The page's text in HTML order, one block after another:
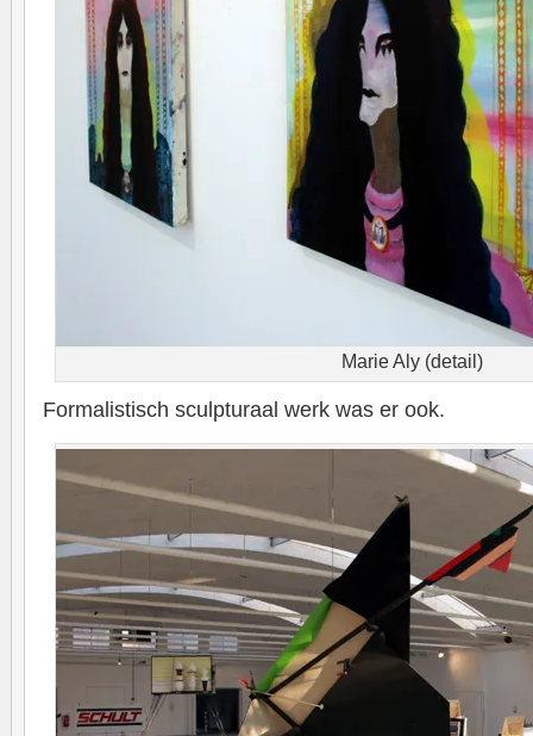
Marie Aly (detail)
Formalistisch sculpturaal werk was er ook.